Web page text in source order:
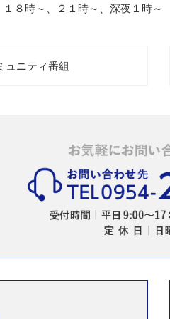
１８時～、２１時～、深夜１時～
ュニティ番組